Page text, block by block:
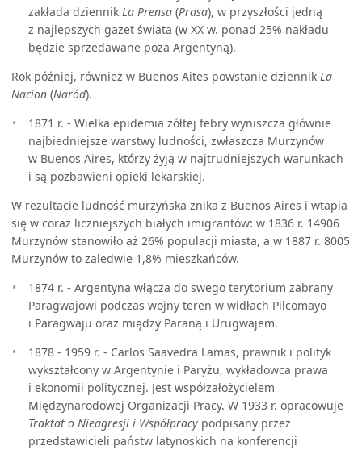
zakłada dziennik La Prensa (Prasa), w przyszłości jedną
z najlepszych gazet świata (w XX w. ponad 25% nakładu
będzie sprzedawane poza Argentyną).
Rok później, również w Buenos Aites powstanie dziennik La
Nacion (Naród).
1871 r. - Wielka epidemia żółtej febry wyniszcza głównie
najbiedniejsze warstwy ludności, zwłaszcza Murzynów
w Buenos Aires, którzy żyją w najtrudniejszych warunkach
i są pozbawieni opieki lekarskiej.
W rezultacie ludność murzyńska znika z Buenos Aires i wtapia
się w coraz liczniejszych białych imigrantów: w 1836 r. 14906
Murzynów stanowiło aż 26% populacji miasta, a w 1887 r. 8005
Murzynów to zaledwie 1,8% mieszkańców.
1874 r. - Argentyna włącza do swego terytorium zabrany
Paragwajowi podczas wojny teren w widłach Pilcomayo
i Paragwaju oraz między Paraną i Urugwajem.
1878 - 1959 r. - Carlos Saavedra Lamas, prawnik i polityk
wykształcony w Argentynie i Paryżu, wykładowca prawa
i ekonomii politycznej. Jest współzałożycielem
Międzynarodowej Organizacji Pracy. W 1933 r. opracowuje
Traktat o Nieagresji i Współpracy podpisany przez
przedstawicieli państw latynoskich na konferencji